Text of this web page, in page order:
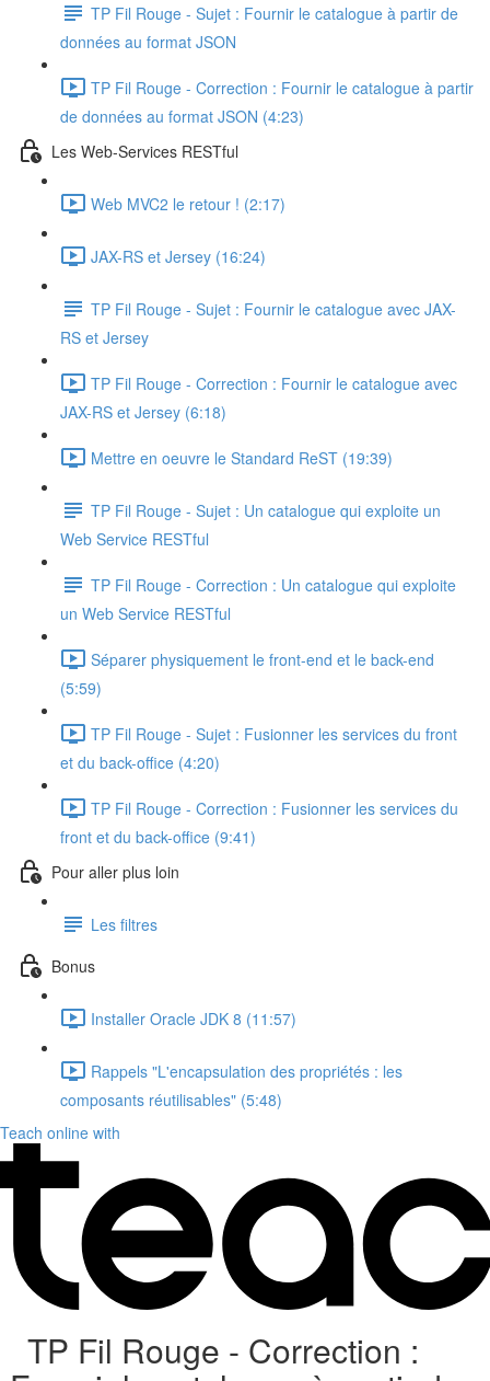
TP Fil Rouge - Sujet : Fournir le catalogue à partir de
données au format JSON
TP Fil Rouge - Correction : Fournir le catalogue à partir
de données au format JSON (4:23)
Les Web-Services RESTful
Web MVC2 le retour ! (2:17)
JAX-RS et Jersey (16:24)
TP Fil Rouge - Sujet : Fournir le catalogue avec JAX-
RS et Jersey
TP Fil Rouge - Correction : Fournir le catalogue avec
JAX-RS et Jersey (6:18)
Mettre en oeuvre le Standard ReST (19:39)
TP Fil Rouge - Sujet : Un catalogue qui exploite un
Web Service RESTful
TP Fil Rouge - Correction : Un catalogue qui exploite
un Web Service RESTful
Séparer physiquement le front-end et le back-end
(5:59)
TP Fil Rouge - Sujet : Fusionner les services du front
et du back-office (4:20)
TP Fil Rouge - Correction : Fusionner les services du
front et du back-office (9:41)
Pour aller plus loin
Les filtres
Bonus
Installer Oracle JDK 8 (11:57)
Rappels "L'encapsulation des propriétés : les
composants réutilisables" (5:48)
Teach online with
TP Fil Rouge - Correction :